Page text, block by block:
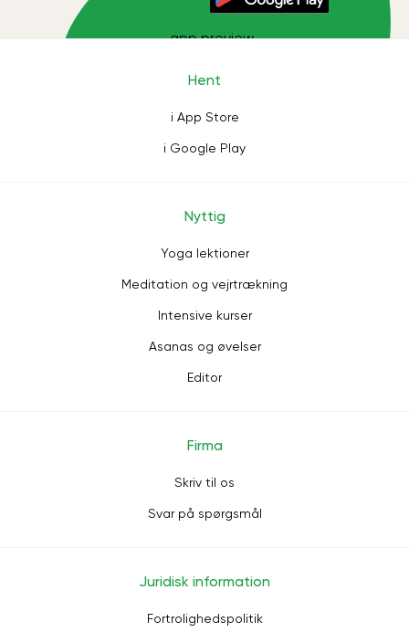
Hent
i App Store
i Google Play
Nyttig
Yoga lektioner
Meditation og vejrtrækning
Intensive kurser
Asanas og øvelser
Editor
Firma
Skriv til os
Svar på spørgsmål
Juridisk information
Fortrolighedspolitik